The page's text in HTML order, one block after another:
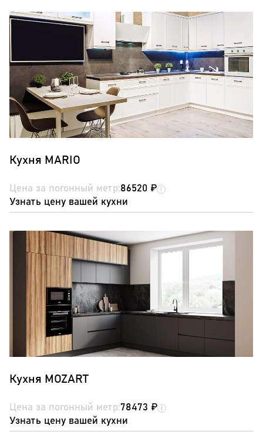
Кухня MARIO
Цена за погонный метр:86520 ₽
Узнать цену вашей кухни
Кухня MOZART
Цена за погонный метр:78473 ₽
Узнать цену вашей кухни